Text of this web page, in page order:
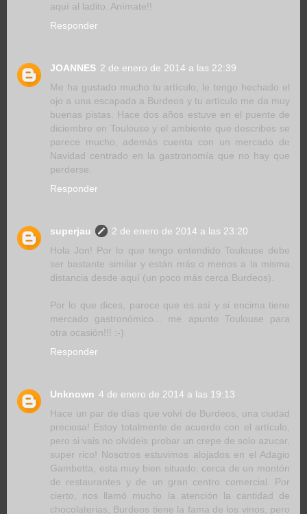
aquí al ladito. Anímate!!
Responder
JOANNES 2 de enero de 2014 a las 22:39
Me ha gustado mucho tu artículo, le tengo hechado el
ojo a una escapada a Burdeos y tu artículo me da muy
buenas pistas. Hace dos años estuve en el puente de
diciembre en Toulouse y el ambiente que describes se
parece mucho, además cuenta con un mercado de
Navidad centrado en la gastronomía que no hay que
perderse.
Responder
superjau
2 de enero de 2014 a las 23:20
Hola Jon! Por lo que tengo entendido Toulouse debe
ser bastante similar y están más o menos a la misma
distancia desde aquí (un poco más cerca Burdeos).
Por lo que dices, parece que es así y si encima tiene
mercado gastronómico... me apunto Toulouse para
otra ocasión!!! :-)
Responder
Unknown 4 de enero de 2014 a las 19:13
Hace un par de días que volví de Burdeos, una ciudad
preciosa! Estoy totalmente de acuerdo con el artículo,
pero si vais no olvideis probar un crepe de solo azucar,
super rico! Nosotros estuvimos alojados en el Adagio
Gambetta, esta muy bien situado, cerca de un montón
de restaurantes y de un gran centro comercial. Por
cierto, nos llamó mucho la atención la cantidad de
chocolaterias, Burdeos tiene la fama de los vinos, pero